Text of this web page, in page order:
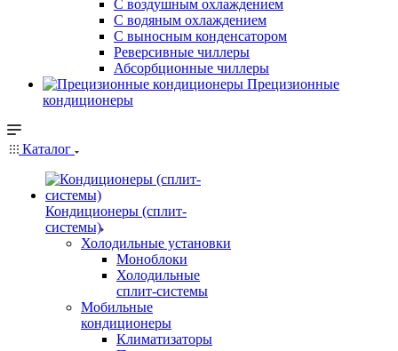
С воздушным охлаждением
С водяным охлаждением
С выносным конденсатором
Реверсивные чиллеры
Абсорбционные чиллеры
Прецизионные
кондиционеры
Каталог
Кондиционеры (сплит-
системы)
Холодильные установки
Моноблоки
Холодильные
сплит-системы
Мобильные
кондиционеры
Климатизаторы